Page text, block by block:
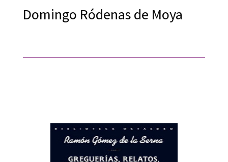
Domingo Ródenas de Moya